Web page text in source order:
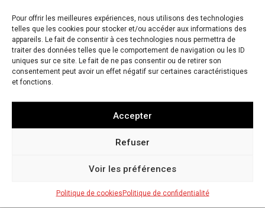
Pour offrir les meilleures expériences, nous utilisons des technologies
telles que les cookies pour stocker et/ou accéder aux informations des
appareils. Le fait de consentir à ces technologies nous permettra de
traiter des données telles que le comportement de navigation ou les ID
uniques sur ce site. Le fait de ne pas consentir ou de retirer son
consentement peut avoir un effet négatif sur certaines caractéristiques
et fonctions.
Accepter
Refuser
Voir les préférences
Politique de cookiesPolitique de confidentialité
Les différences culturelles entre les grands groupes et les
startups peuvent parfois créer des malentendus. Il est
important de sensibiliser les équipes aux différentes cultures
d’entreprise et de promouvoir une culture de respect et
d’ouverture.
2. Manque de Confiance Initiale
Il peut y avoir un manque de confiance initial entre les deux
parties, surtout si l’une d’elles est perçue comme dominante.
équilibrée dès le départ.
3. Ressources Limitées pour les Startups